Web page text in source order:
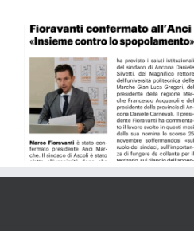
QN 10.09.24